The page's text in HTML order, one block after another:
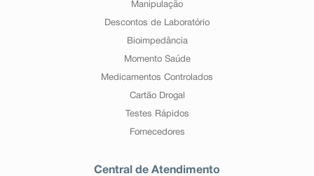
Manipulação
Descontos de Laboratório
Bioimpedância
Momento Saúde
Medicamentos Controlados
Cartão Drogal
Testes Rápidos
Fornecedores
Central de Atendimento